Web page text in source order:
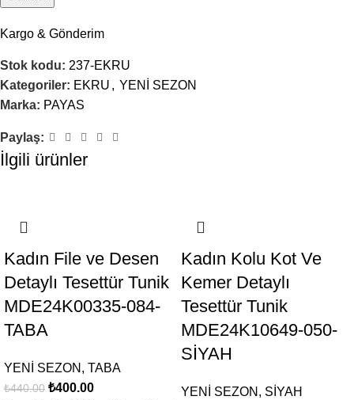
Kargo & Gönderim
Stok kodu: 237-EKRU
Kategoriler: EKRU , YENİ SEZON
Marka: PAYAS
Paylaş:
İlgili ürünler
Kadın File ve Desen
Detaylı Tesettür Tunik
MDE24K00335-084-
TABA
YENİ SEZON , TABA
₺440.00 ₺400.00
Kadın Kolu Kot Ve
Kemer Detaylı
Tesettür Tunik
MDE24K10649-050-
SİYAH
YENİ SEZON , SİYAH